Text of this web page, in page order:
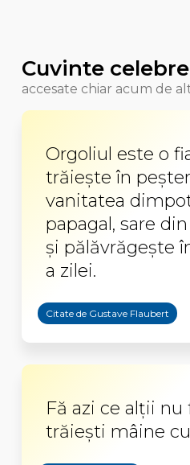
Cuvinte celebre
accesate chiar acum de
Orgoliul este o
trăieşte în
vanitatea
papagal, sare
şi pălăvrăgeşte
a zilei.
Citate de Gustave Flaubert
Fă azi ce alţii nu
trăieşti mâine